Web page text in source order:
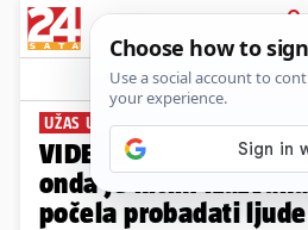
PRIJAVA
News
UŽAS U PRENOĆIŠTU ZA BESKUĆNIKE
VIDEO 'Svi su zajedno
onda je ničim
počela probadati